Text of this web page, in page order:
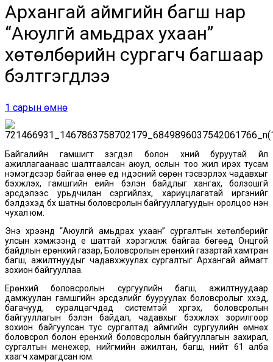
Архангай аймгийн багш нар
“Аюулгүй амьдрах ухаан”
хөтөлбөрийн сургагч багшаар
бэлтгэгдлээ
1 сарын өмнө
Байгалийн гамшигт үзэгдэл болон хүний буруутай үйл
ажиллагаанаас шалтгаалсан аюул, ослын тоо жил ирэх тусам
нэмэгдсээр байгаа өнөө үед үндэсний сөрөн тэсвэрлэх чадавхыг
бэхжүүлэх, гамшгийн үеийн бэлэн байдлыг хангах, болзошгүй
эрсдэлээс урьдчилан сэргийлэх, хариуцлагатай иргэнийг
бэлдэхэд бүх шатны боловсролын байгууллагуудын оролцоо нэн
чухал юм.
Энэ хүрээнд “Аюулгүй амьдрах ухаан” сургалтын хөтөлбөрийг
улсын хэмжээнд үе шаттай хэрэгжүүлж байгаа бөгөөд Онцгой
байдлын ерөнхий газар, Боловсролын ерөнхий газартай хамтран
багш, ажилтнуудыг чадавхжуулах сургалтыг Архангай аймагт
зохион байгууллаа.
Ерөнхий боловсролын сургуулийн багш, ажилтнуудаар
дамжуулан гамшгийн эрсдэлийг бууруулах боловсролыг хүүхэд,
багачууд, суралцагчдад системтэй хүргэх, боловсролын
байгууллагын бэлэн байдал, чадавхыг бэхжүүлэх зорилгоор
зохион байгуулсан тус сургалтад аймгийн сургуулийн өмнөх
боловсрол болон ерөнхий боловсролын байгууллагын захирал,
сургалтын менежер, нийгмийн ажилтан, багш, нийт 61 алба
хаагч хамрагдсан юм.